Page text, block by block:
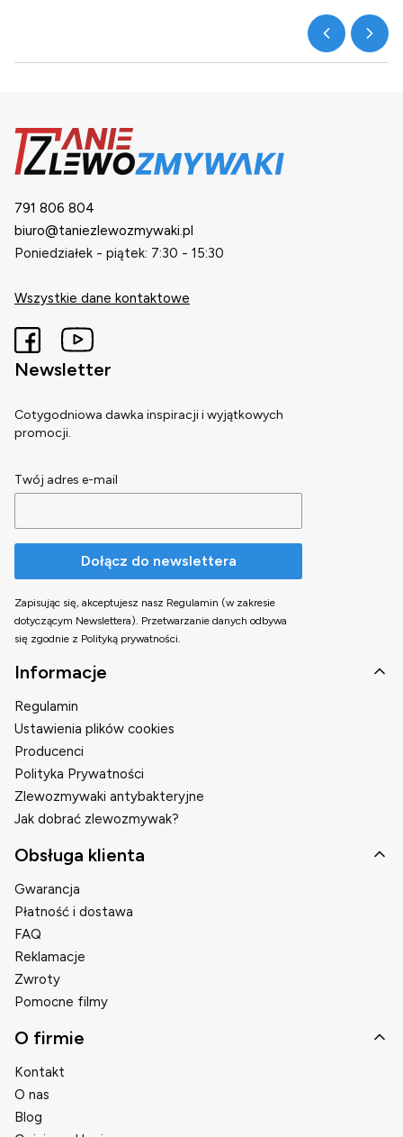
791 806 804
biuro@taniezlewozmywaki.pl
Poniedziałek - piątek: 7:30 - 15:30
Wszystkie dane kontaktowe
Newsletter
Cotygodniowa dawka inspiracji i wyjątkowych
promocji.
Twój adres e-mail
Dołącz do newslettera
Zapisując się, akceptujesz nasz Regulamin (w zakresie
dotyczącym Newslettera). Przetwarzanie danych odbywa
się zgodnie z Polityką prywatności.
Linki w stopce
Informacje
Regulamin
Ustawienia plików cookies
Producenci
Polityka Prywatności
Zlewozmywaki antybakteryjne
Jak dobrać zlewozmywak?
Obsługa klienta
Gwarancja
Płatność i dostawa
FAQ
Reklamacje
Zwroty
Pomocne filmy
O firmie
Kontakt
O nas
Blog